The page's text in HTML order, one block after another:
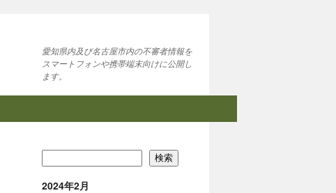
愛知県内及び名古屋市内の不審者情報を
スマートフォンや携帯端末向けに公開し
ます。
検索
2024年2月